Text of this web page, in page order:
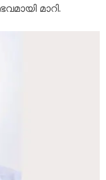
മാറി.